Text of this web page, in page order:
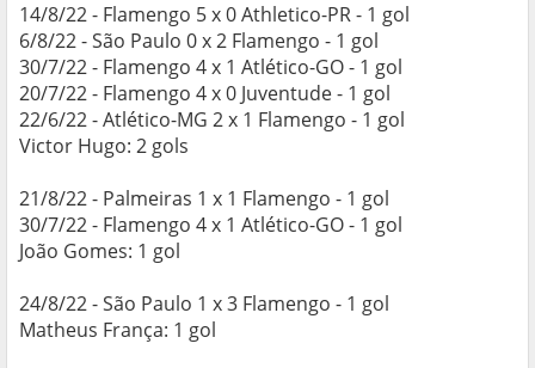
14/8/22 - Flamengo 5 x 0 Athletico-PR - 1 gol
6/8/22 - São Paulo 0 x 2 Flamengo - 1 gol
30/7/22 - Flamengo 4 x 1 Atlético-GO - 1 gol
20/7/22 - Flamengo 4 x 0 Juventude - 1 gol
22/6/22 - Atlético-MG 2 x 1 Flamengo - 1 gol
Victor Hugo: 2 gols
21/8/22 - Palmeiras 1 x 1 Flamengo - 1 gol
30/7/22 - Flamengo 4 x 1 Atlético-GO - 1 gol
João Gomes: 1 gol
24/8/22 - São Paulo 1 x 3 Flamengo - 1 gol
Matheus França: 1 gol